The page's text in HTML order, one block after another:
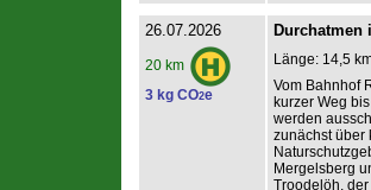
26.07.2026
20 km
3 kg CO2e
Durchatmen
Länge: 14,5
Vom Bahnhof
kurzer Weg
werden
zunächst über
Mergelsberg
Troodelöh,